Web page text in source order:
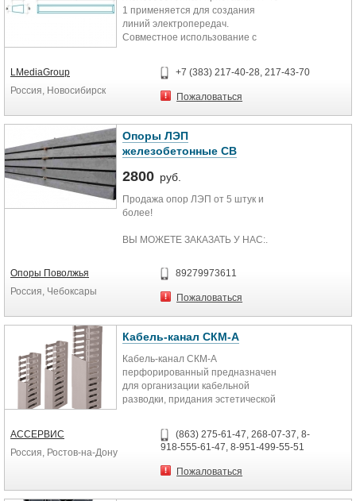
срок службы деревянной опоры.
При этом комбинированное
изделие обойдется значительно
железобетонная опора. Приставка
из тяжелого бетона эффективно
противостоит разрушительному
1 применяется для создания
линий электропередач.
Совместное использование с
значительно увеличивает срок
службы последних. При этом,
комбинированная конструкция из
дерева и железобетона
значительно легче, чем полностью
железобетонная конструкция.
Используется при прокладывании
или ремонте воздушных линий
электропередач, радиофикации,
телефонной и телеграфной связи.
При изготовлении проходит
тестирование плотности и сто
LMediaGroup
Россия, Новосибирск
+7 (383) 217-40-28, 217-43-70
Пожаловаться
Опоры ЛЭП
железобетонные СВ
2800 руб.
Продажа опор ЛЭП от 5 штук и
более!
ВЫ МОЖЕТЕ ЗАКАЗАТЬ У НАС:.
- столбы бу и с хранения (0,4-10
кВ): 8м, 9 м, СВ 95, СВ 105, СВ 110,
ПТ.
- опоры деревянные новые и с
хранения (0,4-10 кВ): 6м – 13 м
- комплектующие к опорам;
- кабельно-проводниковую
продукцию;
- щиты распределения и учета
Опоры Поволжья
Россия, Чебоксары
89279973611
Пожаловаться
Кабель-канал СКМ-А
Кабель-канал СКМ-А
перфорированный предназначен
для организации кабельной
разводки, придания эстетической
электрораспределительным
Модификации:
Модель Размеры (В×Ш) Длина
Цвет
АССЕРВИС
Россия, Ростов-на-Дону
(863) 275-61-47, 268-07-37, 8-
918-555-61-47, 8-951-499-55-51
Пожаловаться